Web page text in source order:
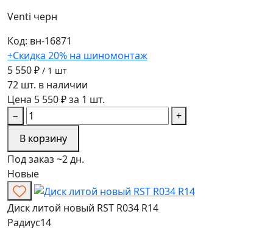
Venti черн
Код: вн-16871
+Скидка 20% на шиномонтаж
5 550 ₽ / 1 шт
72 шт. в наличии
Цена 5 550 ₽ за 1 шт.
−
+
В корзину
Под заказ ~2 дн.
Новые
Диск литой новый RST R034 R14
Радиус14